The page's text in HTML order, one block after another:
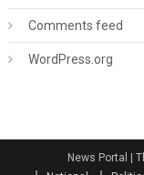
Comments feed
WordPress.org
News Portal |